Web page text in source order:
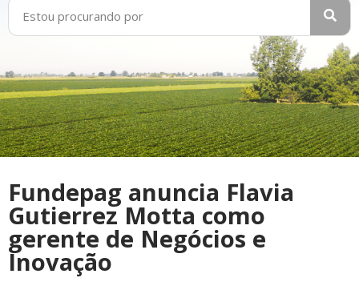
Fundepag anuncia Flavia
Gutierrez Motta como
gerente de Negócios e
Inovação